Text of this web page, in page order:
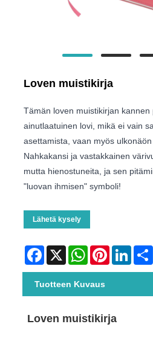
Loven muistikirja
Tämän loven muistikirjan kannen
ainutlaatuinen lovi, mikä ei vain
asettamista, vaan myös
Nahkakansi ja vastakkainen
mutta hienostuneita, ja sen
"luovan ihmisen" symboli!
Lähetä kysely
Facebook
X WhatsAppPinterest
Tuotteen Kuvaus
Loven muistikirja